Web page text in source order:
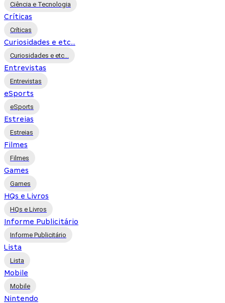
Ciência e Tecnologia
Críticas
Críticas
Curiosidades e etc...
Curiosidades e etc...
Entrevistas
Entrevistas
eSports
eSports
Estreias
Estreias
Filmes
Filmes
Games
Games
HQs e Livros
HQs e Livros
Informe Publicitário
Informe Publicitário
Lista
Lista
Mobile
Mobile
Nintendo